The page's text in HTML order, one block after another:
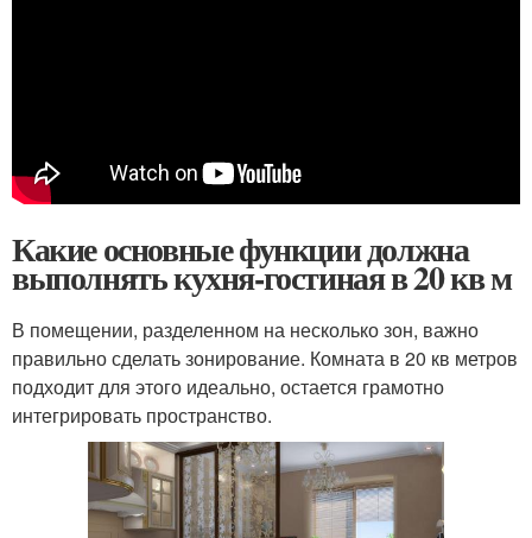
Какие основные функции должна
выполнять кухня-гостиная в 20 кв м
В помещении, разделенном на несколько зон, важно
правильно сделать зонирование. Комната в 20 кв метров
подходит для этого идеально, остается грамотно
интегрировать пространство.